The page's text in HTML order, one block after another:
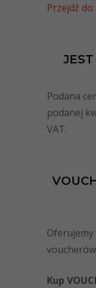
Przejdź do
Podana
podanej
VAT.
Kup